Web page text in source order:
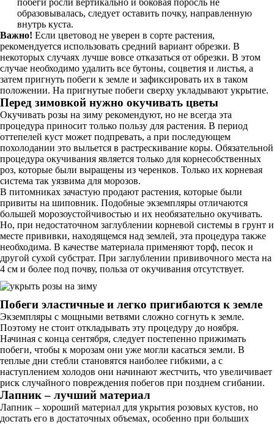
побеги росли вертикально и боковая поросль не
образовывалась, следует оставить почку, направленную
внутрь куста.
Важно! Если цветовод не уверен в сорте растения,
рекомендуется использовать средний вариант обрезки. В
некоторых случаях лучше вовсе отказаться от обрезки. В этом
случае необходимо удалить все бутоны, соцветия и листья, а
затем пригнуть побеги к земле и зафиксировать их в таком
положении. На пригнутые побеги сверху укладывают укрытие.
Перед зимовкой нужно окучивать цветы
Окучивать розы на зиму рекомендуют, но не всегда эта
процедура приносит только пользу для растения. В период
оттепелей куст может подпревать, а при последующем
похолодании это выльется в растрескивание коры. Обязательной
процедура окучивания является только для корнесобственных
роз, которые были выращены из черенков. Только их корневая
система так уязвима для морозов.
В питомниках зачастую продают растения, которые были
привиты на шиповник. Подобные экземпляры отличаются
большей морозоустойчивостью и их необязательно окучивать.
Но, при недостаточном заглублении корневой системы в грунт и
месте прививки, находящемся над землей, эта процедура также
необходима. В качестве материала применяют торф, песок и
другой сухой субстрат. При заглублении прививочного места на
4 см и более под почву, польза от окучивания отсутствует.
Побеги эластичные и легко пригибаются к земле
Экземпляры с мощными ветвями сложно согнуть к земле.
Поэтому не стоит откладывать эту процедуру до ноября.
Начиная с конца сентября, следует постепенно прижимать
побеги, чтобы к морозам они уже могли касаться земли. В
теплые дни стебли становятся наиболее гибкими, а с
наступлением холодов они начинают жестчить, что увеличивает
риск случайного повреждения побегов при позднем сгибании.
Лапник – лучший материал
Лапник – хороший материал для укрытия розовых кустов, но
достать его в достаточных объемах, особенно при больших